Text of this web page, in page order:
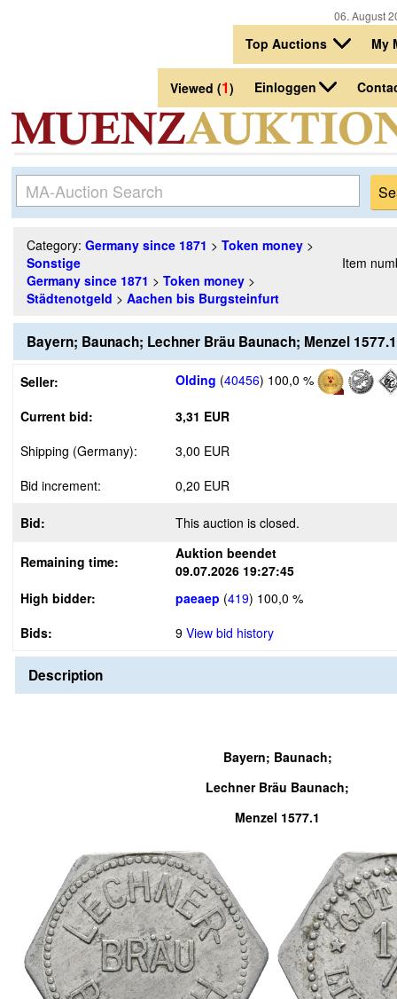
06. August
Top Auctions My
Viewed (1) Einloggen
Category: Germany since 1871 > Token money >
Sonstige
Germany since 1871 > Token money >
Städtenotgeld > Aachen bis Burgsteinfurt
Item
Bayern; Baunach; Lechner Bräu Baunach; Menzel
Seller: Olding (40456) 100,0 %
Current bid:
3,31 EUR
Shipping (Germany):
3,00 EUR
Bid increment:
0,20 EUR
Bid: This auction is closed.
Remaining time:
Auktion beendet
09.07.2026 19:27:45
High bidder:
paeaep (419) 100,0 %
Bids:
9 View bid history
Description
Bayern; Baunach;
Lechner Bräu Baunach;
Menzel 1577.1